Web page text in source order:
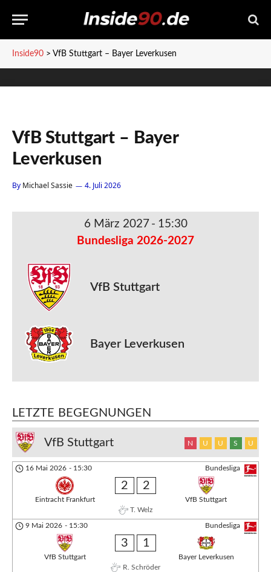
Inside90 > VfB Stuttgart – Bayer Leverkusen
VfB Stuttgart – Bayer
Leverkusen
By Michael Sassie 4. Juli 2026
6 März 2027 - 15:30
Bundesliga 2026-2027
VfB Stuttgart
Bayer Leverkusen
LETZTE BEGEGNUNGEN
VfB Stuttgart N U U S U
Bundesliga
16 Mai 2026 - 15:30
Eintracht Frankfurt
2 2
VfB Stuttgart
T. Welz
Bundesliga
9 Mai 2026 - 15:30
VfB Stuttgart
3 1
Bayer Leverkusen
R. Schröder